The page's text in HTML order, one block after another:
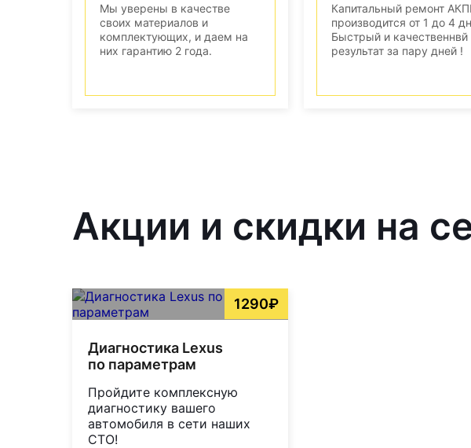
Мы уверены в качестве
своих материалов и
комплектующих, и даем на
них гарантию 2 года.
Капитальный ремонт
производится от 1 до 4
Быстрый и качественнвй
результат за пару дней !
Акции и скидки на
1290₽
Диагностика Lexus
по параметрам
Пройдите комплексную
диагностику вашего
автомобиля в сети наших
СТО!